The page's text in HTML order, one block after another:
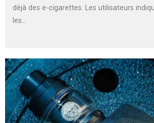
déjà des e-cigarettes. Les utilisateurs
les...